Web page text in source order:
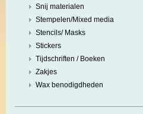
Snij materialen
Stempelen/Mixed media
Stencils/ Masks
Stickers
Tijdschriften / Boeken
Zakjes
Wax benodigdheden